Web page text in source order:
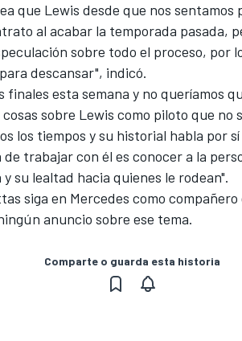
que Lewis desde que nos
al acabar la temporada pasada,
sobre todo el proceso, por
descansar", indicó.
finales esta semana y no queríamos
sobre Lewis como piloto que no
los tiempos y su historial habla por sí
trabajar con él es conocer a la
su lealtad hacia quienes le rodean".
siga en Mercedes como
anuncio sobre ese tema.
Comparte o guarda esta historia